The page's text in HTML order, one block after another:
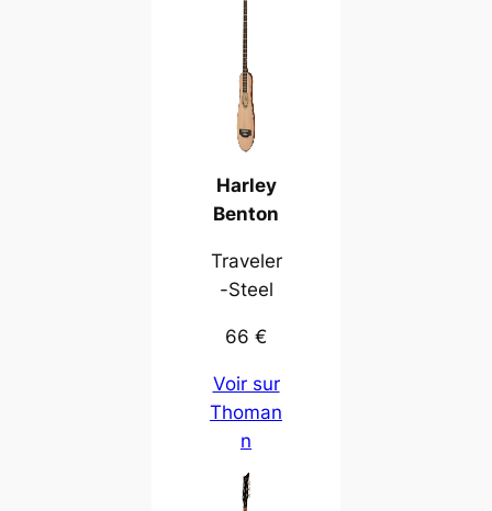
Harley
Benton
Traveler
-Steel
66 €
Voir sur
Thoman
n